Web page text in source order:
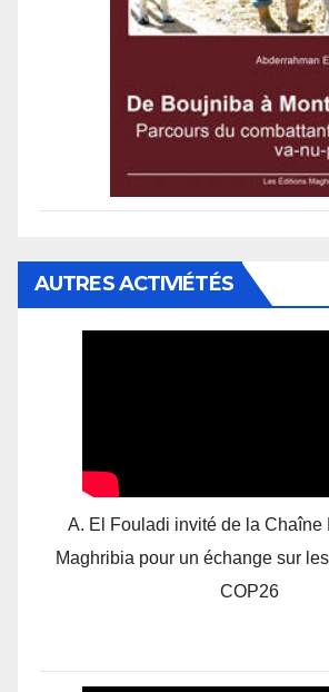
AUTRES ACTIVIÉTÉS
A. El Fouladi invité de la Chaîne
Maghribia pour un échange sur
COP26